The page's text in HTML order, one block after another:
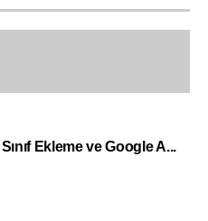
Ekleme ve Google A...